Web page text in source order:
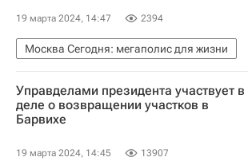
19 марта 2024, 14:47 2394
Москва Сегодня: мегаполис для жизни
Мосэнергосбыт
Россия
Москва
Московская область (Подмосковье)
Комплекс городского хозяйства Москвы
Городское хозяйство Москвы
Управделами президента участвует в
деле о возвращении участков в
Барвихе
19 марта 2024, 14:45 13907